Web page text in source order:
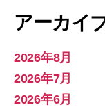
アーカイ
2026年8月
2026年7月
2026年6月